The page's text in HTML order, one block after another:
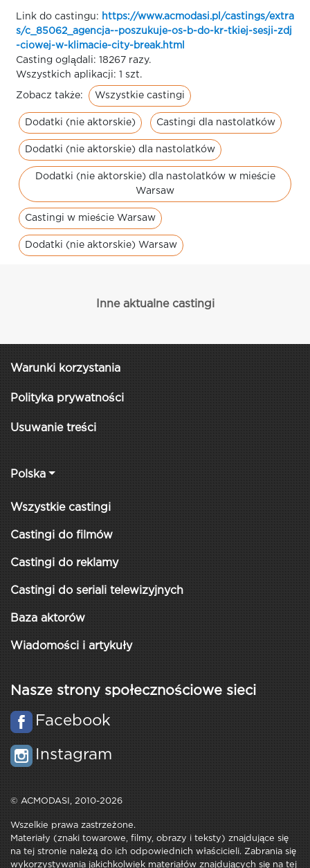
Link do castingu: https://www.acmodasi.pl/castings/extra
s/c_85062_agencja--poszukuje-os-b-do-kr-tkiej-sesji-zdj
-ciowej-w-klimacie-city-break.html
Casting oglądali: 18267 razy.
Wszystkich aplikacji: 1 szt.
Zobacz także: Wszystkie castingi
Dodatki (nie aktorskie) Castingi dla nastolatków
Dodatki (nie aktorskie) dla nastolatków
Dodatki (nie aktorskie) dla nastolatków w mieście
Warsaw
Castingi w mieście Warsaw
Dodatki (nie aktorskie) Warsaw
Inne aktualne castingi
Warunki korzystania
Polityka prywatności
Usuwanie treści
Polska
Wszystkie castingi
Castingi do filmów
Castingi do reklamy
Castingi do seriali telewizyjnych
Baza aktorów
Wiadomości i artykuły
Nasze strony społecznościowe sieci
Facebook
Instagram
© ACMODASI, 2010-2026
Wszelkie prawa zastrzeżone.
Materiały (znaki towarowe, filmy, obrazy i teksty) znajdujące się
na tej stronie należą do ich odpowiednich właścicieli. Zabrania się
wykorzystywania jakichkolwiek materiałów znajdujących się na tej